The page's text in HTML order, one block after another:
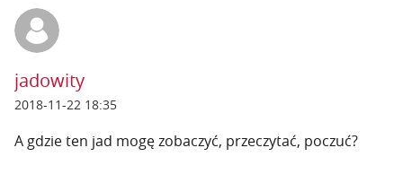
jadowity
2018-11-22 18:35
A gdzie ten jad mogę zobaczyć, przeczytać, poczuć?